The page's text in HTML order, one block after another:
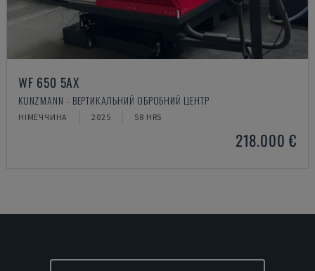
WF 650 5AX
KUNZMANN - ВЕРТИКАЛЬНИЙ ОБРОБНИЙ ЦЕНТР
НІМЕЧЧИНА 2025 58 HRS
218.000 €